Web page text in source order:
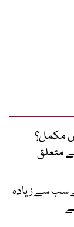
مکمل؟
متعلق
کرکٹ کے سب سے زیادہ